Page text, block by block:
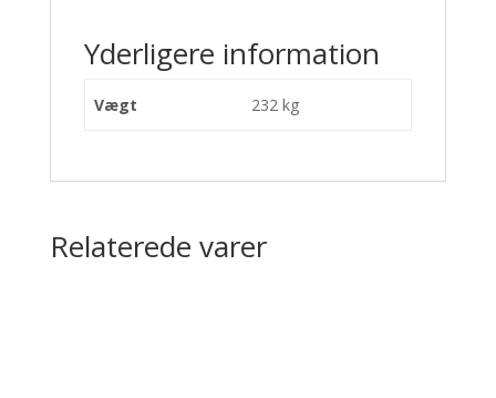
Yderligere information
Vægt 232 kg
Relaterede varer